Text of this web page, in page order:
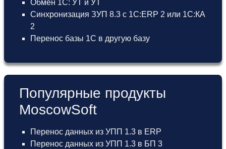
Обмен 1С: УТ и УТ
Синхронизация ЗУП 8.3 с 1С:ERP 2 или 1С:КА
2
Перенос базы 1С в другую базу
Популярные продукты
MoscowSoft
Перенос данных из УПП 1.3 в ERP
Перенос данных из УПП 1.3 в БП 3